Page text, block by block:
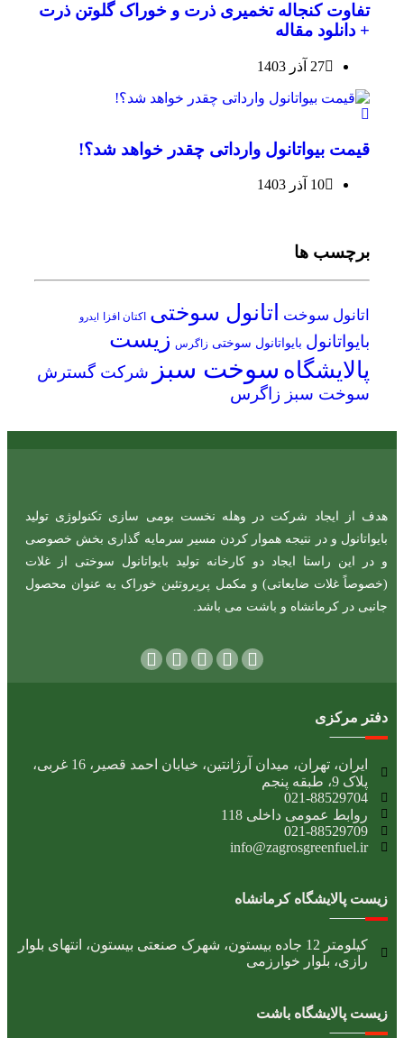
تفاوت کنجاله تخمیری ذرت و خوراک گلوتن ذرت
+ دانلود مقاله
27 آذر 1403
قیمت بیواتانول وارداتی چقدر خواهد شد؟!
10 آذر 1403
برچسب ها
اتانول سوخت اتانول سوختی اکتان افزا ایدرو
بایواتانول بایواتانول سوختی زاگرس زیست
پالایشگاه سوخت سبز
شرکت گسترش
سوخت سبز زاگرس
هدف از ایجاد شرکت در وهله نخست بومی سازی تکنولوژی تولید
بایواتانول و در نتیجه هموار کردن مسیر سرمایه گذاری بخش خصوصی
و در این راستا ایجاد دو کارخانه تولید بایواتانول سوختی از غلات
(خصوصاً غلات ضایعاتی) و مکمل پرپروتئین خوراک به عنوان محصول
جانبی در کرمانشاه و باشت می باشد.
دفتر مرکزی
ایران، تهران، میدان آرژانتین، خیابان احمد قصیر، 16 غربی،
پلاک 9، طبقه پنجم
021-88529704
روابط عمومی داخلی 118
021-88529709
info@zagrosgreenfuel.ir​
زیست پالایشگاه کرمانشاه
کیلومتر 12 جاده بیستون، شهرک صنعتی بیستون، انتهای بلوار
رازی، بلوار خوارزمی
زیست پالایشگاه باشت